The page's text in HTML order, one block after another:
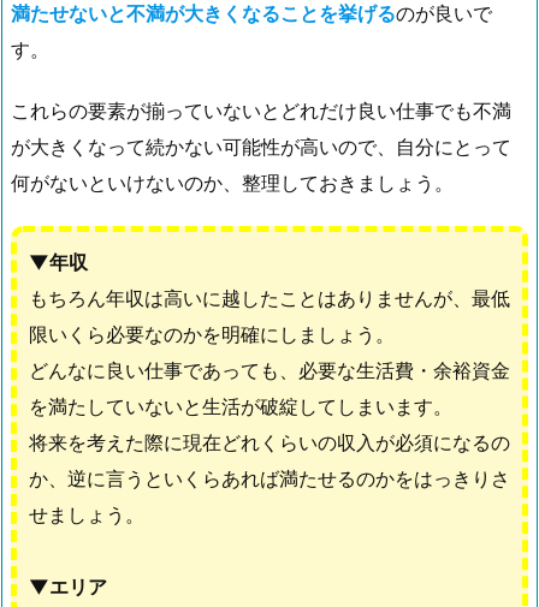
満たせないと不満が大きくなることを挙げるのが良いで
す。
これらの要素が揃っていないとどれだけ良い仕事でも不満
が大きくなって続かない可能性が高いので、自分にとって
何がないといけないのか、整理しておきましょう。
▼年収
もちろん年収は高いに越したことはありませんが、最低
限いくら必要なのかを明確にしましょう。
どんなに良い仕事であっても、必要な生活費・余裕資金
を満たしていないと生活が破綻してしまいます。
将来を考えた際に現在どれくらいの収入が必須になるの
か、逆に言うといくらあれば満たせるのかをはっきりさ
せましょう。
▼エリア